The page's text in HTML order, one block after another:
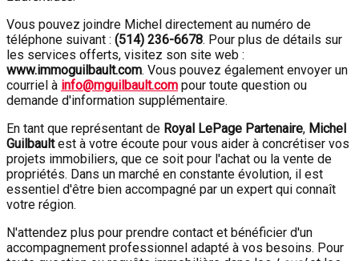
Vous pouvez joindre Michel directement au numéro de
téléphone suivant : (514) 236-6678. Pour plus de détails sur
les services offerts, visitez son site web :
www.immoguilbault.com. Vous pouvez également envoyer un
courriel à info@mguilbault.com pour toute question ou
demande d'information supplémentaire.
En tant que représentant de Royal LePage Partenaire, Michel
Guilbaultest à votre écoute pour vous aider à concrétiser vos
projets immobiliers, que ce soit pour l'achat ou la vente de
propriétés. Dans un marché en constante évolution, il est
essentiel d'être bien accompagné par un expert qui connaît
votre région.
N'attendez plus pour prendre contact et bénéficier d'un
accompagnement professionnel adapté à vos besoins. Pour